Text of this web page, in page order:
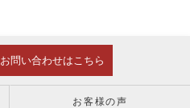
お問い合わせはこちら
お客様の声